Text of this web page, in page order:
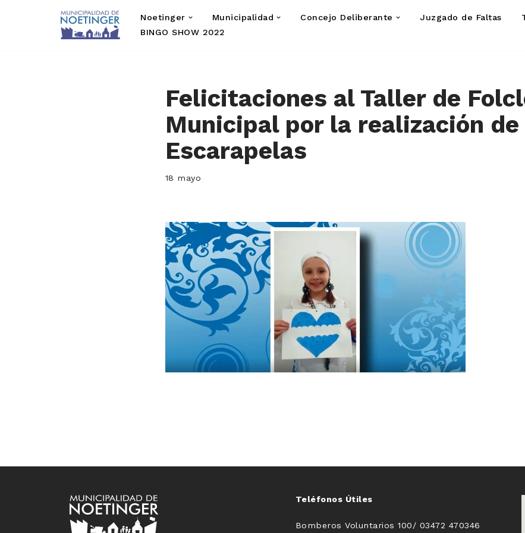
Noetinger Municipalidad Concejo Deliberante Juzgado de Faltas
BINGO SHOW 2022
Felicitaciones al Taller de
Municipal por la realización de
Escarapelas
18 mayo
Teléfonos Útiles
Bomberos Voluntarios 100/ 03472 470346